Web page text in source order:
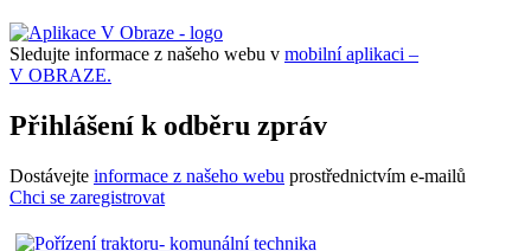
Sledujte informace z našeho webu v mobilní aplikaci –
V OBRAZE.
Přihlášení k odběru zpráv
Dostávejte informace z našeho webu prostřednictvím e-mailů
Chci se zaregistrovat